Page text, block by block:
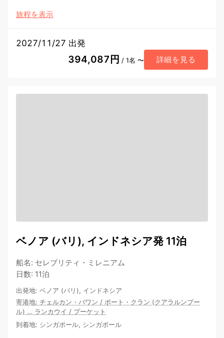
旅程を表示
2027/11/27 出発
394,087円 / 1名 〜 詳細を見る
ベノア (バリ), インドネシア発 11泊
船名: セレブリティ・ミレニアム
日数: 11泊
出発地: ベノア (バリ), インドネシア
寄港地: チェルカン・バワン / ポート・クラン (クアラルンプー
ル) … ランカウイ / プーケット
到着地: シンガポール, シンガポール